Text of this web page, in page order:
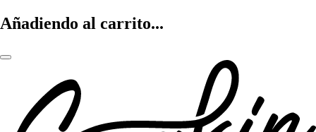
Añadiendo al carrito...